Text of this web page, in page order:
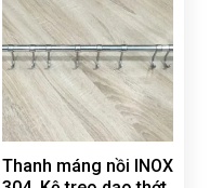
Thanh máng nồi INOX